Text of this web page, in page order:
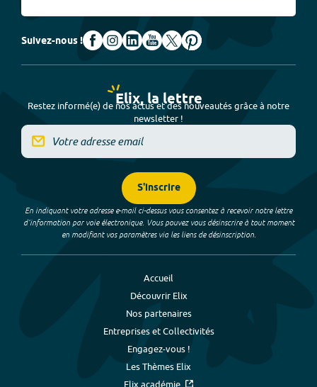
Suivez-nous !
Elix, la lettre
Restez informé(e) de nos actus et des nouveautés grâce à notre
newsletter !
S'inscrire
En indiquant votre adresse e-mail ci-dessus vous consentez à recevoir notre lettre
d’information par voie électronique. Vous pouvez vous désinscrire à tout moment
en modifiant vos paramètres via les liens de désinscription.
Accueil
Découvrir Elix
Nos partenaires
Entreprises et Collectivités
Engagez-vous !
Les Thèmes Elix
Elix académie